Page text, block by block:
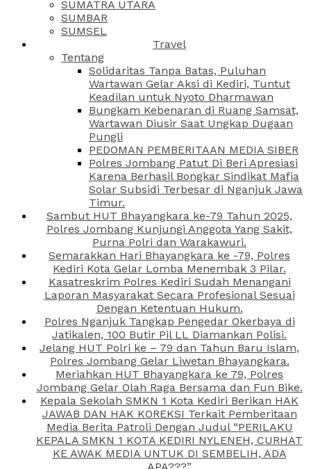
SUMATRA UTARA
SUMBAR
SUMSEL
Travel
Tentang
Solidaritas Tanpa Batas, Puluhan
Wartawan Gelar Aksi di Kediri, Tuntut
Keadilan untuk Nyoto Dharmawan
Bungkam Kebenaran di Ruang Samsat,
Wartawan Diusir Saat Ungkap Dugaan
Pungli
PEDOMAN PEMBERITAAN MEDIA SIBER
Polres Jombang Patut Di Beri Apresiasi
Karena Berhasil Bongkar Sindikat Mafia
Solar Subsidi Terbesar di Nganjuk Jawa
Timur.
Sambut HUT Bhayangkara ke-79 Tahun 2025,
Polres Jombang Kunjungi Anggota Yang Sakit,
Purna Polri dan Warakawuri.
Semarakkan Hari Bhayangkara ke -79, Polres
Kediri Kota Gelar Lomba Menembak 3 Pilar.
Kasatreskrim Polres Kediri Sudah Menangani
Laporan Masyarakat Secara Profesional Sesuai
Dengan Ketentuan Hukum.
Polres Nganjuk Tangkap Pengedar Okerbaya di
Jatikalen, 100 Butir Pil LL Diamankan Polisi.
Jelang HUT Polri ke – 79 dan Tahun Baru Islam,
Polres Jombang Gelar Liwetan Bhayangkara.
Meriahkan HUT Bhayangkara ke 79, Polres
Jombang Gelar Olah Raga Bersama dan Fun Bike.
Kepala Sekolah SMKN 1 Kota Kediri Berikan HAK
JAWAB DAN HAK KOREKSI Terkait Pemberitaan
Media Berita Patroli Dengan Judul “PERILAKU
KEPALA SMKN 1 KOTA KEDIRI NYLENEH, CURHAT
KE AWAK MEDIA UNTUK DI SEMBELIH, ADA